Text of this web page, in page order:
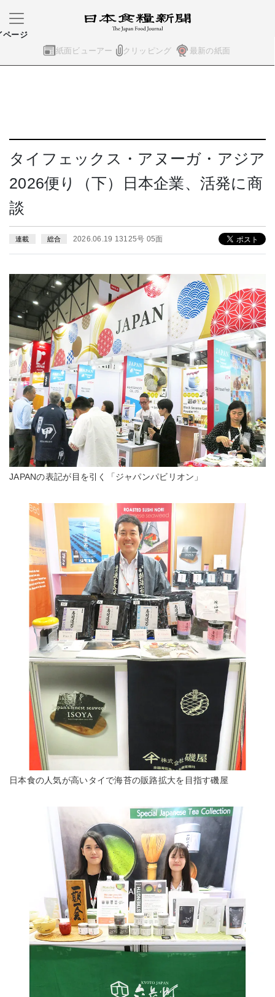
紙面ビューアー クリッピング 最新の紙面
ページ
タイフェックス・アヌーガ・アジア
2026便り（下）日本企業、活発に商
談
連載 総合 2026.06.19 13125号 05面
JAPANの表記が目を引く「ジャパンパビリオン」
日本食の人気が高いタイで海苔の販路拡大を目指す磯屋